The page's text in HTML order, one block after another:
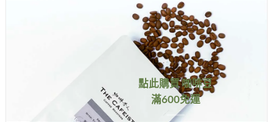
點此購買 咖啡豆
滿600免運